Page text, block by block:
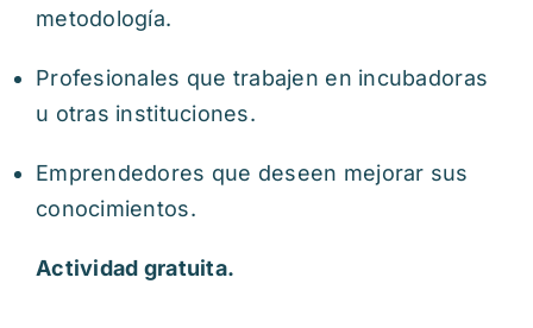
metodología.
Profesionales que trabajen en incubadoras
u otras instituciones.
Emprendedores que deseen mejorar sus
conocimientos.
Actividad gratuita.